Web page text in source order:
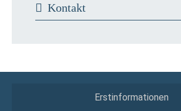
Kontakt
Erstinformationen